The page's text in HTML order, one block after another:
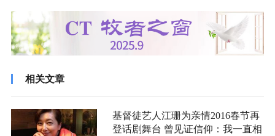
相关文章
基督徒艺人江珊为亲情2016春节再
登话剧舞台 曾见证信仰：我一直相